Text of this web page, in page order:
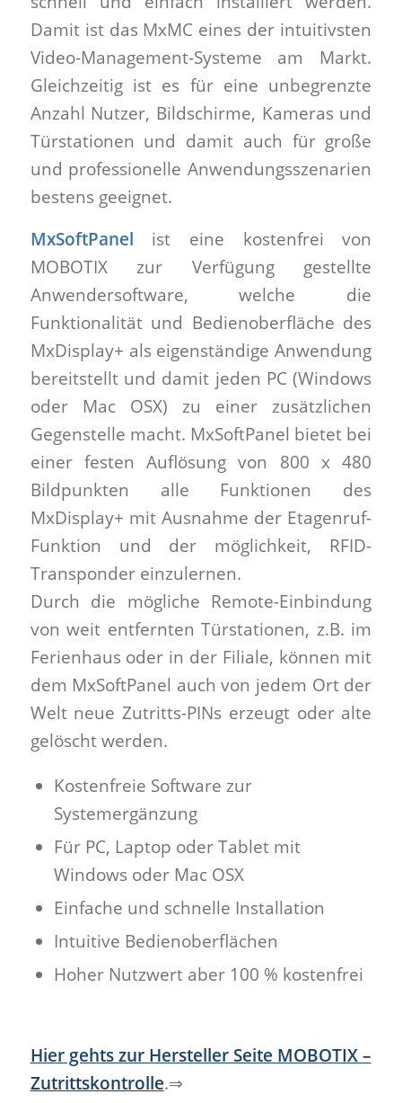
Damit ist das MxMC eines der intuitivsten
Video-Management-Systeme am Markt.
Gleichzeitig ist es für eine unbegrenzte
Anzahl Nutzer, Bildschirme, Kameras und
Türstationen und damit auch für große
und professionelle Anwendungsszenarien
bestens geeignet.
MxSoftPanel ist eine kostenfrei von
MOBOTIX zur Verfügung gestellte
Anwendersoftware, welche die
Funktionalität und Bedienoberfläche des
MxDisplay+ als eigenständige Anwendung
bereitstellt und damit jeden PC (Windows
oder Mac OSX) zu einer zusätzlichen
Gegenstelle macht. MxSoftPanel bietet bei
einer festen Auflösung von 800 x 480
Bildpunkten alle Funktionen des
MxDisplay+ mit Ausnahme der Etagenruf-
Funktion und der möglichkeit, RFID-
Transponder einzulernen.
Durch die mögliche Remote-Einbindung
von weit entfernten Türstationen, z.B. im
Ferienhaus oder in der Filiale, können mit
dem MxSoftPanel auch von jedem Ort der
Welt neue Zutritts-PINs erzeugt oder alte
gelöscht werden.
Kostenfreie Software zur
Systemergänzung
Für PC, Laptop oder Tablet mit
Windows oder Mac OSX
Einfache und schnelle Installation
Intuitive Bedienoberflächen
Hoher Nutzwert aber 100 % kostenfrei
Hier gehts zur Hersteller Seite MOBOTIX –
Zutrittskontrolle.⇒